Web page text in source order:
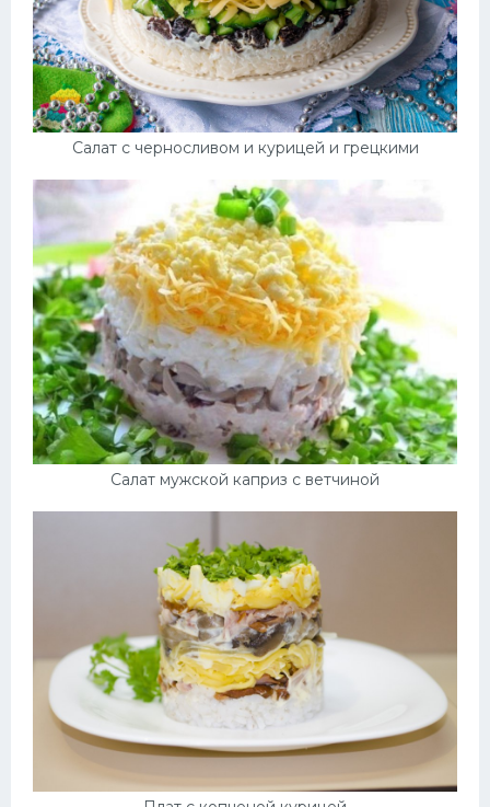
Салат с черносливом и курицей и грецкими
Салат мужской каприз с ветчиной